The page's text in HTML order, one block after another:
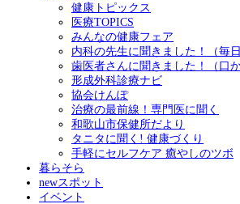
健康トピックス
医療TOPICS
みんなの健康フェア
内科の先生に聞きました！（毎
歯医者さんに聞きました！（口
形成外科診療ナビ
協会けんぽ
治療の最前線！専門医に聞く
和歌山市保健所だより
タニタに聞く! 健康づくり
手軽にセルフケア 癒やしのツボ
暮らそら
newスポット
イベント